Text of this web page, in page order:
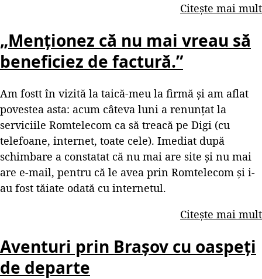
Citește mai mult
„Menționez că nu mai vreau să
beneficiez de factură.”
Am fostt în vizită la taică-meu la firmă și am aflat
povestea asta: acum câteva luni a renunțat la
serviciile Romtelecom ca să treacă pe Digi (cu
telefoane, internet, toate cele). Imediat după
schimbare a constatat că nu mai are site și nu mai
are e-mail, pentru că le avea prin Romtelecom și i-
au fost tăiate odată cu internetul.
Citește mai mult
Aventuri prin Brașov cu oaspeți
de departe